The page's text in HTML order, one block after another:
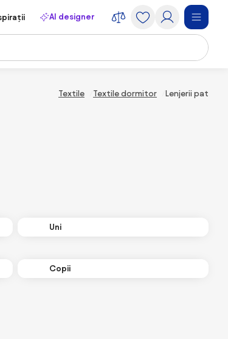
AI designer
Textile Textile dormitor Lenjerii pat
Uni
Copii